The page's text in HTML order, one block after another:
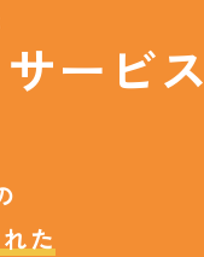
ービス
た